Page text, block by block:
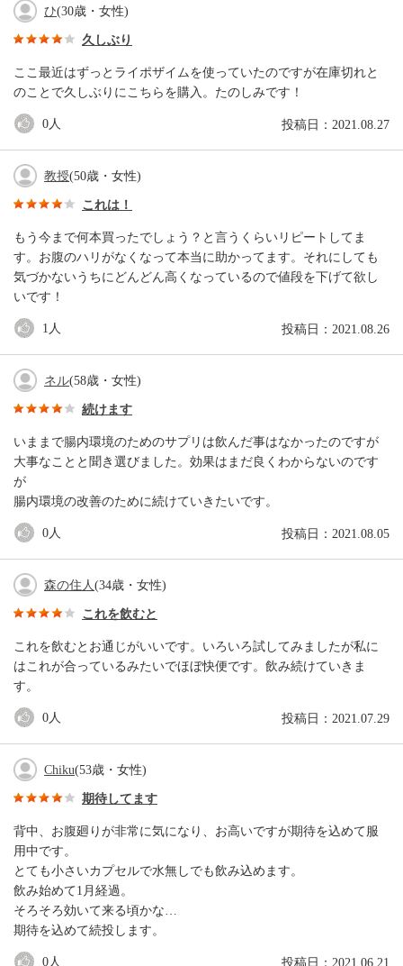
ひ(30歳・女性)
久しぶり
ここ最近はずっとライポザイムを使っていたのですが在庫切れと
のことで久しぶりにこちらを購入。たのしみです！
投稿日：2021.08.27
0人
教授(50歳・女性)
これは！
もう今まで何本買ったでしょう？と言うくらいリピートしてま
す。お腹のハリがなくなって本当に助かってます。それにしても
気づかないうちにどんどん高くなっているので値段を下げて欲し
いです！
投稿日：2021.08.26
1 人
ネル(58歳・女性)
続けます
いままで腸内環境のためのサプリは飲んだ事はなかったのですが
大事なことと聞き選びました。効果はまだ良くわからないのです
が
腸内環境の改善のために続けていきたいです。
投稿日：2021.08.05
0人
森の住人(34歳・女性)
これを飲むと
これを飲むとお通じがいいです。いろいろ試してみましたが私に
はこれが合っているみたいでほぼ快便です。飲み続けていきま
す。
投稿日：2021.07.29
0人
Chiku(53歳・女性)
期待してます
背中、お腹廻りが非常に気になり、お高いですが期待を込めて服
用中です。
とても小さいカプセルで水無しでも飲み込めます。
飲み始めて1月経過。
そろそろ効いて来る頃かな…
期待を込めて続投します。
投稿日：2021.06.21
0人